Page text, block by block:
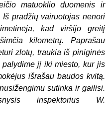
matuoklio duomenis ir
pradžių vairuotojas nenori
kad viršijo greitį
kilometrų. Paprašau
zlotų, traukia iš piniginės
jį iki miesto, kur jis
išrašau baudos kvitą.
sutinka ir gailisi.
inspektorius W.